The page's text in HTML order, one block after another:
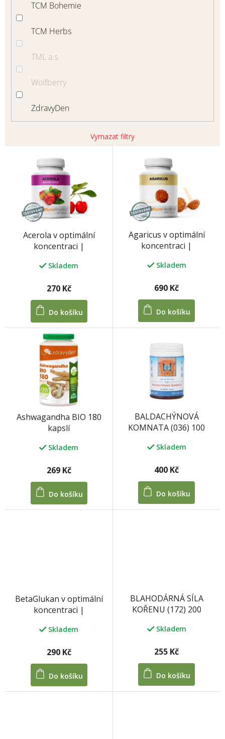
TCM Bohemie
TCM Herbs
TML a.s.
Wolfberry
ZdravyDen
Vymazat filtry
Acerola v optimální
koncentraci |
Skladem
270 Kč
Do košíku
Agaricus v optimální
koncentraci |
Skladem
690 Kč
Do košíku
Ashwagandha BIO 180
kapslí
Skladem
269 Kč
Do košíku
BALDACHÝNOVÁ
KOMNATA (036) 100
Skladem
400 Kč
Do košíku
BetaGlukan v optimální
koncentraci |
Skladem
290 Kč
Do košíku
BLAHODÁRNÁ SÍLA
KOŘENU (172) 200
Skladem
255 Kč
Do košíku